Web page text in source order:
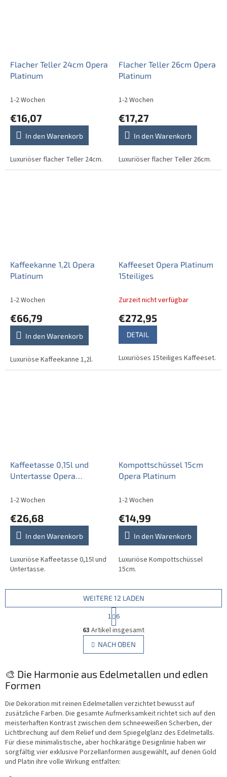
Flacher Teller 24cm Opera
Platinum
1-2 Wochen
€16,07
In den Warenkorb
Luxuriöser flacher Teller 24cm.
Flacher Teller 26cm Opera
Platinum
1-2 Wochen
€17,27
In den Warenkorb
Luxuriöser flacher Teller 26cm.
Kaffeekanne 1,2l Opera
Platinum
1-2 Wochen
€66,79
In den Warenkorb
Luxuriöse Kaffeekanne 1,2l.
Kaffeeset Opera Platinum
15teiliges
Zurzeit nicht verfügbar
€272,95
DETAIL
Luxuriöses 15teiliges Kaffeeset.
Kaffeetasse 0,15l und
Untertasse Opera
1-2 Wochen
€26,68
In den Warenkorb
Luxuriöse Kaffeetasse 0,15l und
Untertasse.
Kompottschüssel 15cm
Opera Platinum
1-2 Wochen
€14,99
In den Warenkorb
Luxuriöse Kompottschüssel
15cm.
S
t
e
u
r
e
m
e
n
t
e
d
WEITERE 12 LADEN
P
a
g
i
n
i
r
u
1 6
63 Artikel insgesamt
NACH OBEN
🎨 Die Harmonie aus Edelmetallen und edlen
Formen
Die Dekoration mit reinen Edelmetallen verzichtet bewusst auf
zusätzliche Farben. Die gesamte Aufmerksamkeit richtet sich auf den
meisterhaften Kontrast zwischen dem schneeweißen Scherben, der
Lichtbrechung auf dem Relief und dem Spiegelglanz des Edelmetalls.
Für diese minimalistische, aber hochkarätige Designlinie haben wir
sorgfältig vier exklusive Porzellanformen ausgewählt, auf denen Gold
und Platin ihre volle Wirkung entfalten: